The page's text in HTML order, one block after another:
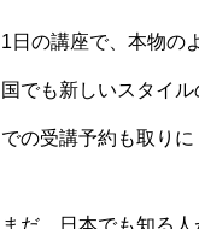
1日の講座で、本物の
国でも新しいスタイ
での受講予約も取り
まだ、日本でも知る